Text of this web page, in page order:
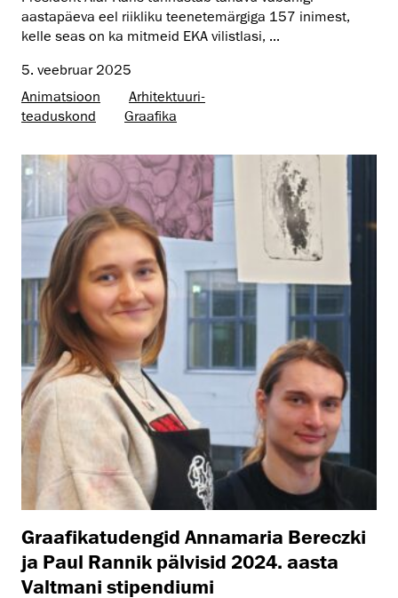
aastapäeva eel riikliku teenetemärgiga 157 inimest,
kelle seas on ka mitmeid EKA vilistlasi, ...
5. veebruar 2025
Animatsioon
Arhitektuuri­
teaduskond
Graafika
Graafikatudengid Annamaria Bereczki
ja Paul Rannik pälvisid 2024. aasta
Valtmani stipendiumi